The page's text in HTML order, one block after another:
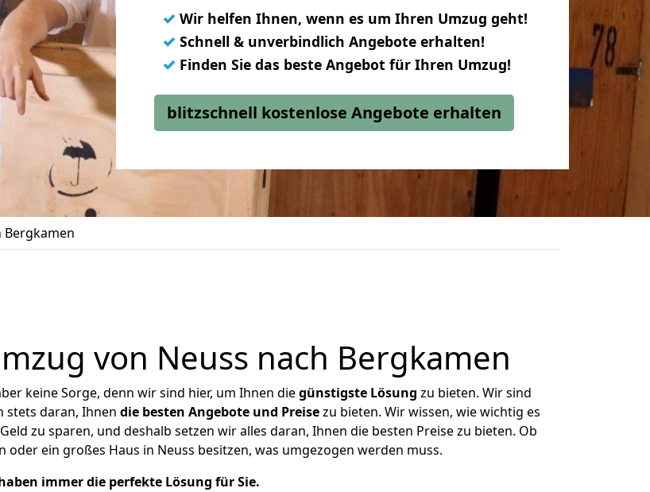
✓ Wir helfen Ihnen, wenn es um Ihren Umzug geht!
✓ Schnell & unverbindlich Angebote erhalten!
✓ Finden Sie das beste Angebot für Ihren Umzug!
blitzschnell kostenlose Angebote erhalten
Bergkamen
von Neuss nach Bergkamen
keine Sorge, denn wir sind hier, um Ihnen diegünstigste Lösung zu bieten. Wir sind
stets daran, Ihnen die besten Angebote und Preisezu bieten. Wir wissen, wie wichtig es
zu sparen, und deshalb setzen wir alles daran, Ihnen die besten Preise zu bieten. Ob
oder ein großes Haus in Neuss besitzen, was umgezogen werden muss.
immer die perfekte Lösung für Sie.